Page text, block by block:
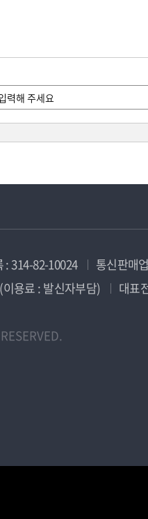
: 314-82-10024
통신판매
용료 : 발신자부담)
대표